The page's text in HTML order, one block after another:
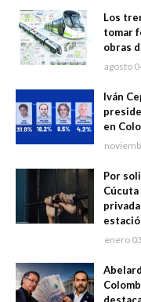
Los
tomar
obras
agosto
Iván
en
Por
enero